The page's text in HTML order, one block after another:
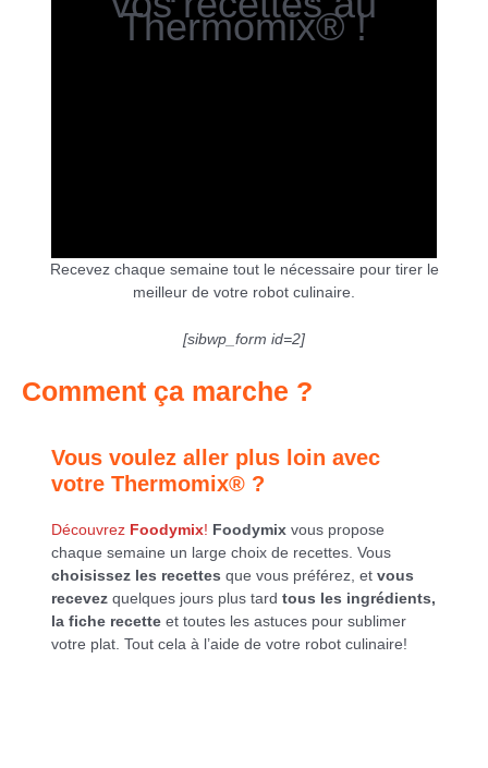
Thermomix® !
Recevez chaque semaine tout le nécessaire pour tirer le
meilleur de votre robot culinaire.
[sibwp_form id=2]
Comment ça marche ?
Vous voulez aller plus loin avec
votre Thermomix® ?
Découvrez Foodymix! Foodymixvous propose
chaque semaine un large choix de recettes. Vous
choisissez les recettes que vous préférez, et vous
recevezquelques jours plus tard tous les ingrédients,
la fiche recetteet toutes les astuces pour sublimer
votre plat. Tout cela à l’aide de votre robot culinaire!